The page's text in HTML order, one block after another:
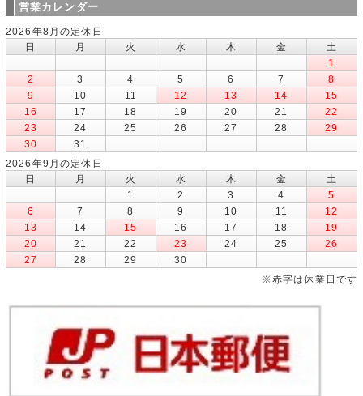
営業カレンダー
2026年8月の定休日
日
月 火 水 木 金
土
1
2
3 4 5 6 7
8
9
10 11 12 13 14
15
16
17 18 19 20 21
22
23
24 25 26 27 28
29
30
31
2026年9月の定休日
日
月 火 水 木 金
土
1
2 3 4
5
6
7 8 9 10 11
12
13
14 15 16 17 18
19
20
21 22 23 24 25
26
27
28 29
30
※赤字は休業日です